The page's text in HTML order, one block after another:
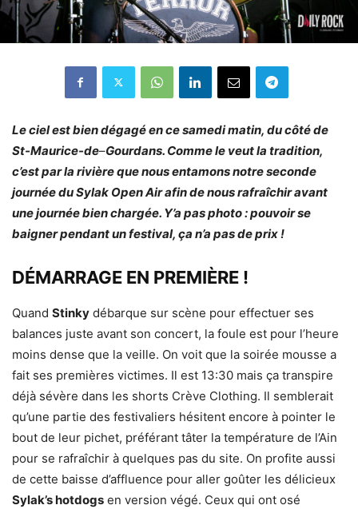
Le ciel est bien dégagé en ce samedi matin, du côté de
St-Maurice-de–Gourdans. Comme le veut la tradition,
c’est par la rivière que nous entamons notre seconde
journée du Sylak Open Air afin de nous rafraîchir avant
une journée bien chargée. Y’a pas photo : pouvoir se
baigner pendant un festival, ça n’a pas de prix !
DÉMARRAGE EN PREMIÈRE !
Quand Stinky débarque sur scène pour effectuer ses
balances juste avant son concert, la foule est pour l’heure
moins dense que la veille. On voit que la soirée mousse a
fait ses premières victimes. Il est 13:30 mais ça transpire
déjà sévère dans les shorts Crève Clothing. Il semblerait
qu’une partie des festivaliers hésitent encore à pointer le
bout de leur pichet, préférant tâter la température de l’Ain
pour se rafraîchir à quelques pas du site. On profite aussi
de cette baisse d’affluence pour aller goûter les délicieux
Sylak’s hotdogs en version végé. Ceux qui ont osé